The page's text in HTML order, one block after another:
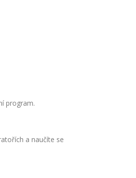
program.
a naučíte se